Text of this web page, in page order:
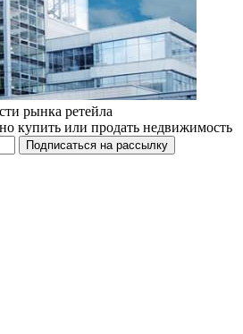
рынка ретейла
купить или продать недвижимость